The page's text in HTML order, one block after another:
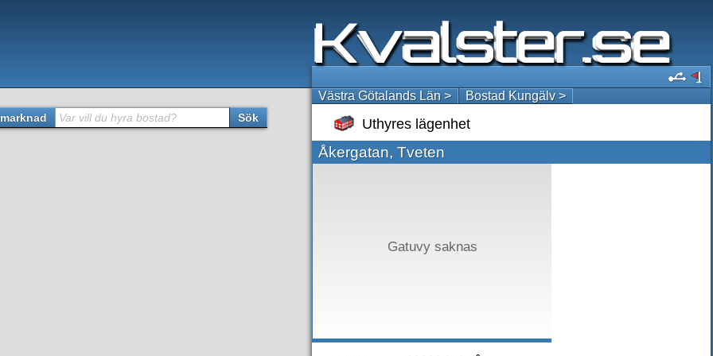
Västra Götalands Län > Bostad Kungälv >
Uthyres lägenhet
Åkergatan, Tveten
Gatuvy saknas
Var vill du hyra bostad? Sök